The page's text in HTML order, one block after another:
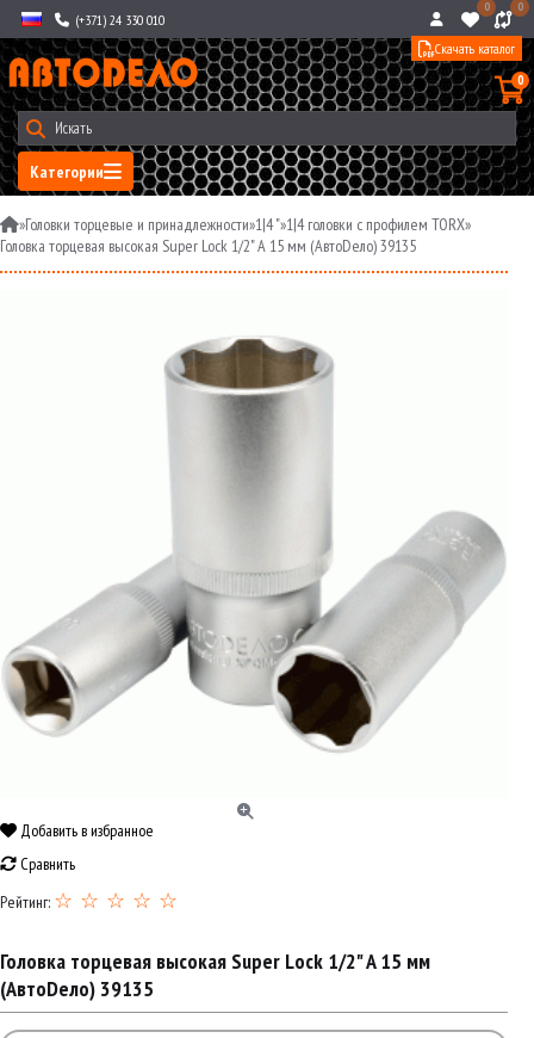
(+371) 24 330 010
0 0
Категории
0
Скачать каталог
»Головки торцевые и принадлежности»1|4 "»1|4 головки с профилем TORX»
Головка торцевая высокая Super Lock 1/2" A 15 мм (АвтоDело) 39135
Добавить в избранное
Сравнить
Рейтинг: ☆ ☆ ☆ ☆ ☆
Головка торцевая высокая Super Lock 1/2" A 15 мм
(АвтоDело) 39135